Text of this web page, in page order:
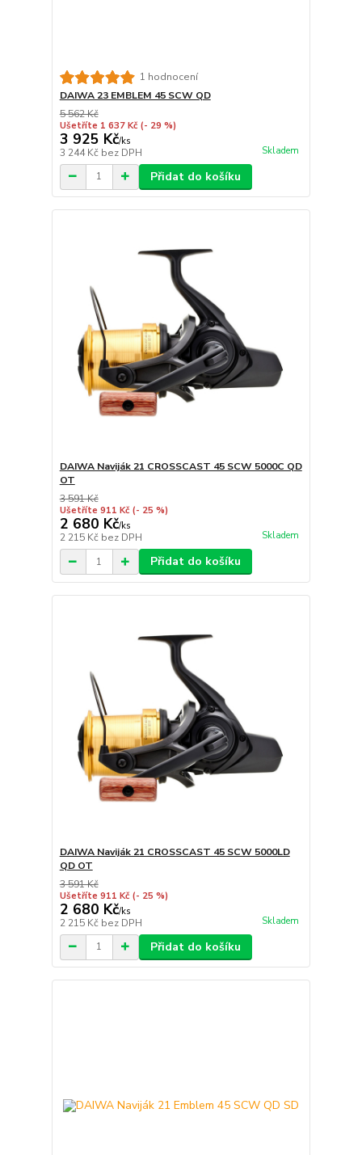
1 hodnocení
DAIWA 23 EMBLEM 45 SCW QD
5 562 Kč
Ušetříte 1 637 Kč (- 29 %)
3 925 Kč/ks
3 244 Kč bez DPH Skladem
Přidat do košíku
DAIWA Naviják 21 CROSSCAST 45 SCW 5000C QD
OT
3 591 Kč
Ušetříte 911 Kč (- 25 %)
2 680 Kč/ks
2 215 Kč bez DPH Skladem
Přidat do košíku
DAIWA Naviják 21 CROSSCAST 45 SCW 5000LD
QD OT
3 591 Kč
Ušetříte 911 Kč (- 25 %)
2 680 Kč/ks
2 215 Kč bez DPH Skladem
Přidat do košíku